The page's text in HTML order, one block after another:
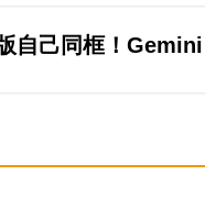
自己同框！